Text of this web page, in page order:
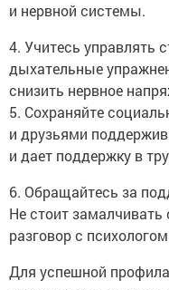
и нервной системы.
4. Учитесь управлять
дыхательные
снизить нервное
5. Сохраняйте
и друзьями
и дает поддержку в
6. Обращайтесь за
Не стоит
разговор с
Для успешной